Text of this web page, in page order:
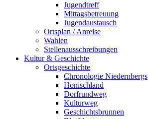
Jugendtreff
Mittagsbetreuung
Jugendaustausch
Ortsplan / Anreise
Wahlen
Stellenausschreibungen
Kultur & Geschichte
Ortsgeschichte
Chronologie Niedernbergs
Honischland
Dorfrundweg
Kulturweg
Geschichtsbrunnen